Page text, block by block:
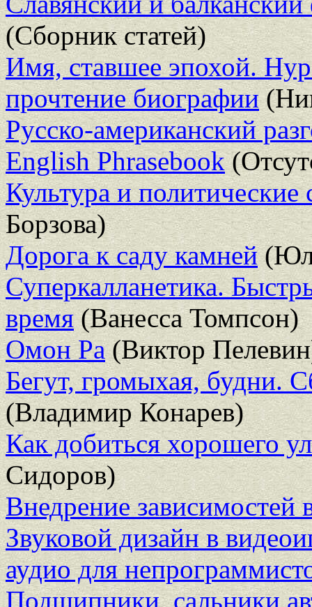
(Сборник статей)
Имя, ставшее эпохой.
прочтение биографии
Русско-американский
English Phrasebook
Культура и
Борзова)
Дорога к саду камней
Суперкалланетика.
время(Ванесса Томпсон)
Омон Ра(Виктор
Бегут, громыхая, будни.
(Владимир Конарев)
Как добиться хорошего
Сидоров)
Внедрение зависимостей
Звуковой дизайн в
аудио для
Подшипники, сальники